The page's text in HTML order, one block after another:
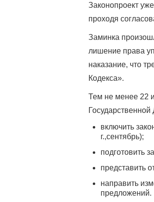
Законопроект
проходя
Заминка
лишение права
наказание, что
Кодекса».
Тем не менее 22
включить
г.,сентябрь);
подготовить
представить
направить
предложений.